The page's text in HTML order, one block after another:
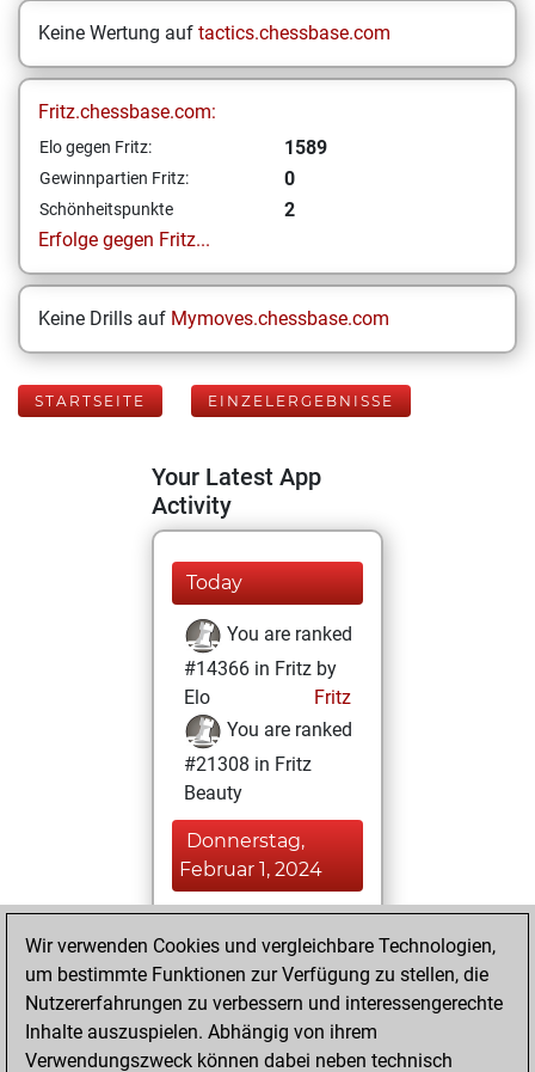
Keine Wertung auf tactics.chessbase.com
Fritz.chessbase.com:
Elo gegen Fritz: 1589
Gewinnpartien Fritz: 0
Schönheitspunkte
2
Erfolge gegen Fritz...
Keine Drills auf Mymoves.chessbase.com
STARTSEITE EINZELERGEBNISSE
Your Latest App
Activity
Today
You are ranked
#14366 in Fritz by
Elo
Fritz
You are ranked
#21308 in Fritz
Beauty
Donnerstag,
Februar 1, 2024
You achieved a
BeautyScore of 2
Fritz
You
achieved a new Elo
of 1589
Wir verwenden Cookies und vergleichbare Technologien,
um bestimmte Funktionen zur Verfügung zu stellen, die
Nutzererfahrungen zu verbessern und interessengerechte
Inhalte auszuspielen. Abhängig von ihrem
Verwendungszweck können dabei neben technisch